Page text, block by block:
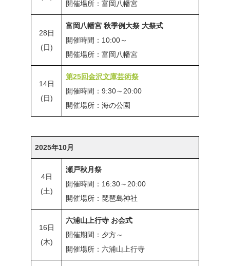
開催場所：富岡八幡宮
28日
(日)
富岡八幡宮 秋季例大祭 大祭式
開催時間：10:00～
開催場所：富岡八幡宮
14日
(日)
第25回金沢文庫芸術祭
開催時間：9:30～20:00
開催場所：海の公園
2025年10月
4日
(土)
瀬戸秋月祭
開催時間：16:30～20:00
開催場所：琵琶島神社
16日
(木)
六浦山上行寺 お会式
開催期間：夕方～
開催場所：六浦山上行寺